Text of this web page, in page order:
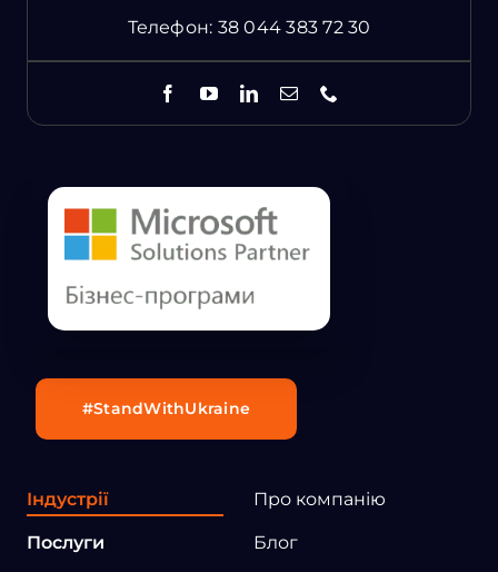
Телефон: 38 044 383 72 30
Індустрії
Послуги
Про компанію
Блог
#StandWithUkraine